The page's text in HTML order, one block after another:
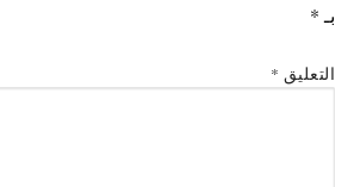
بـ*
التعليق *